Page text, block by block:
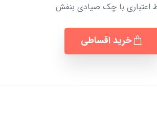
اعتباری با چک صیادی بنفش
خرید اقساطی